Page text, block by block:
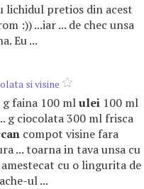
lichidul pretios din acest
:)) ...iar ... de chec unsa
Eu ...
si visine
g faina 100 mlulei 100 ml
g ciocolata 300 ml frisca
compot visine fara
... toarna in tava unsa cu
cu o lingurita de
ul ...